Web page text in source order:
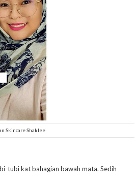
Skincare Shaklee
tubi kat bahagian bawah mata. Sedih